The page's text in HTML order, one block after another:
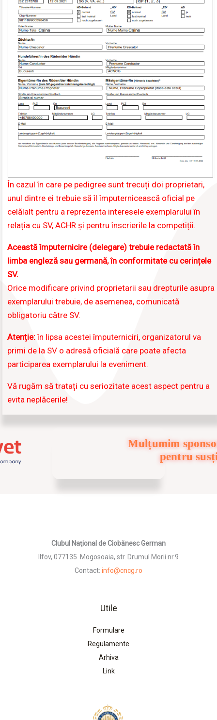
În cazul în care pe pedigree sunt trecuți doi proprietari,
unul dintre ei trebuie să îl împuternicească oficial pe
celălalt pentru a reprezenta interesele exemplarului în
relația cu SV, ACHR și pentru înscrierile la competiții.
Această împuternicire (delegare) trebuie redactată în
limba engleză sau germană, în conformitate cu cerințele
SV.
Orice modificare privind proprietarii sau drepturile asupra
exemplarului trebuie, de asemenea, comunicată
obligatoriu către SV.
Atenție:în lipsa acestei împuterniciri, organizatorul va
primi de la SV o adresă oficială care poate afecta
participarea exemplarului la eveniment.
Vă rugăm să tratați cu seriozitate acest aspect pentru a
evita neplăcerile!
Mulțumim
pentru
Clubul Naţional de Ciobănesc German
Ilfov, 077135 Mogosoaia, str. Drumul Morii nr.9
Contact: info@cncg.ro
Utile
Formulare
Regulamente
Arhiva
Link